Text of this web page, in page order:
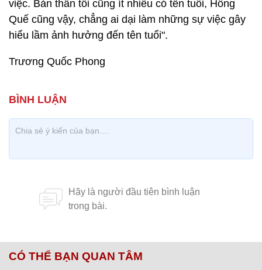
việc. Bản thân tôi cũng ít nhiều có tên tuổi, Hồng
Quế cũng vậy, chẳng ai dại làm những sự việc gây
hiểu lầm ảnh hưởng đến tên tuổi".
Trương Quốc Phong
CÓ THỂ BẠN QUAN TÂM